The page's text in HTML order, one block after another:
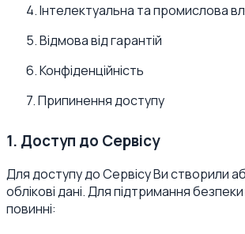
4. Інтелектуальна та промислова
5. Відмова від гарантій
6. Конфіденційність
7. Припинення доступу
1. Доступ до Сервісу
Для доступу до Сервісу Ви створили
облікові дані. Для підтримання
повинні: